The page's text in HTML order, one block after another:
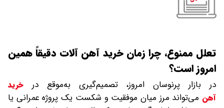
تعلل ممنوع، چرا زمان خرید آهن آلات دقیقاً همین
امروز است؟
در بازار پرنوسان امروز، تصمیم‌گیری به‌موقع در خرید
آهن می‌تواند مرز میان موفقیت و شکست یک پروژه عمرانی یا